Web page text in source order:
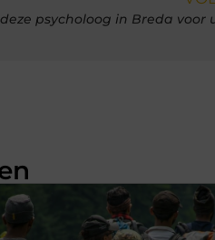
psycholoog in Breda voor